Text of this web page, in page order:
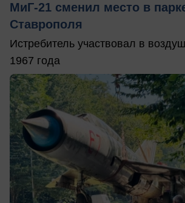
МиГ-21 сменил место в
Ставрополя
Истребитель участвовал в
1967 года